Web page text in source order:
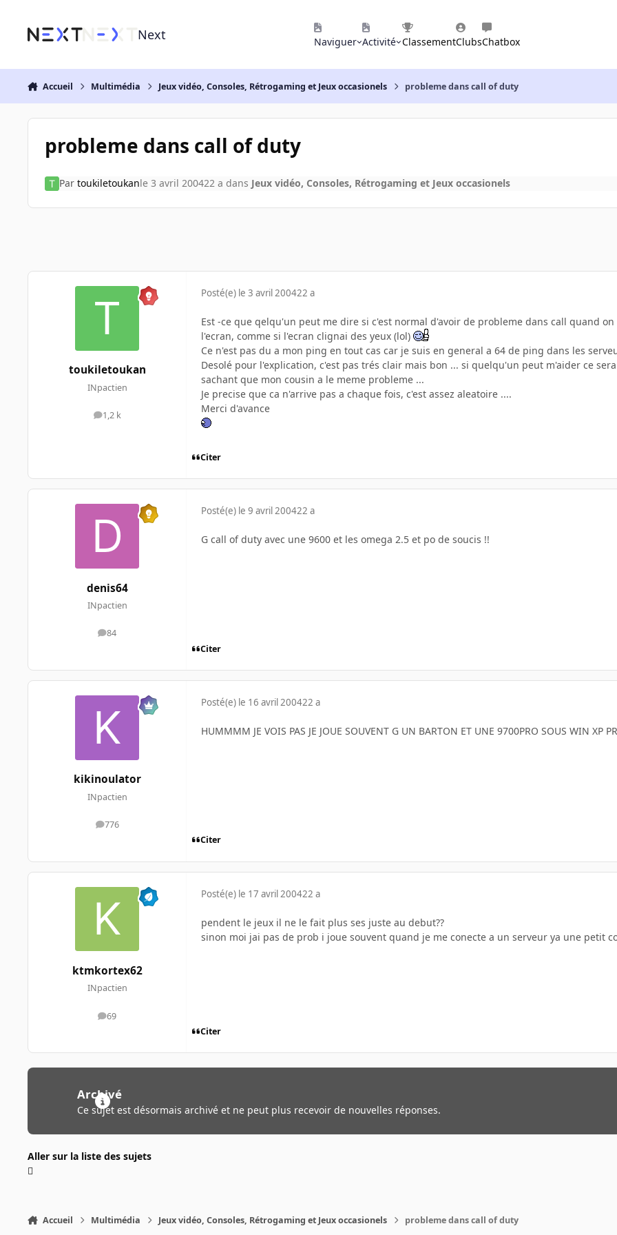
Next Naviguer Activité ClassementClubsChatbox
Accueil Multimédia Jeux vidéo, Consoles, Rétrogaming et Jeux occasionels probleme dans call of duty
probleme dans call of duty
Par toukiletoukanle 3 avril 200422 a dans Jeux vidéo, Consoles, Rétrogaming et Jeux occasionels
toukiletoukan
INpactien
1,2 k
messages
Posté(e) le 3 avril 200422 a
Est -ce que qelqu'un peut me dire si c'est normal d'avoir de probleme dans call quand
l'ecran, comme si l'ecran clignai des yeux (lol)
Ce n'est pas du a mon ping en tout cas car je suis en general a 64 de ping dans les
Desolé pour l'explication, c'est pas trés clair mais bon ... si quelqu'un peut m'aider ce
sachant que mon cousin a le meme probleme ...
Je precise que ca n'arrive pas a chaque fois, c'est assez aleatoire ....
Merci d'avance
Citer
denis64
INpactien
84
messages
Posté(e) le 9 avril 200422 a
G call of duty avec une 9600 et les omega 2.5 et po de soucis !!
Citer
kikinoulator
INpactien
776
messages
Posté(e) le 16 avril 200422 a
HUMMMM JE VOIS PAS JE JOUE SOUVENT G UN BARTON ET UNE 9700PRO SOUS WIN XP
Citer
ktmkortex62
INpactien
69
messages
Posté(e) le 17 avril 200422 a
pendent le jeux il ne le fait plus ses juste au debut??
sinon moi jai pas de prob i joue souvent quand je me conecte a un serveur ya une petit
Citer
Archivé
Ce sujet est désormais archivé et ne peut plus recevoir de nouvelles réponses.
Aller sur la liste des sujets
Accueil Multimédia Jeux vidéo, Consoles, Rétrogaming et Jeux occasionels probleme dans call of duty